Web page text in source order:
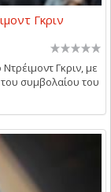
Γκριν
Γκριν, με
συμβολαίου του